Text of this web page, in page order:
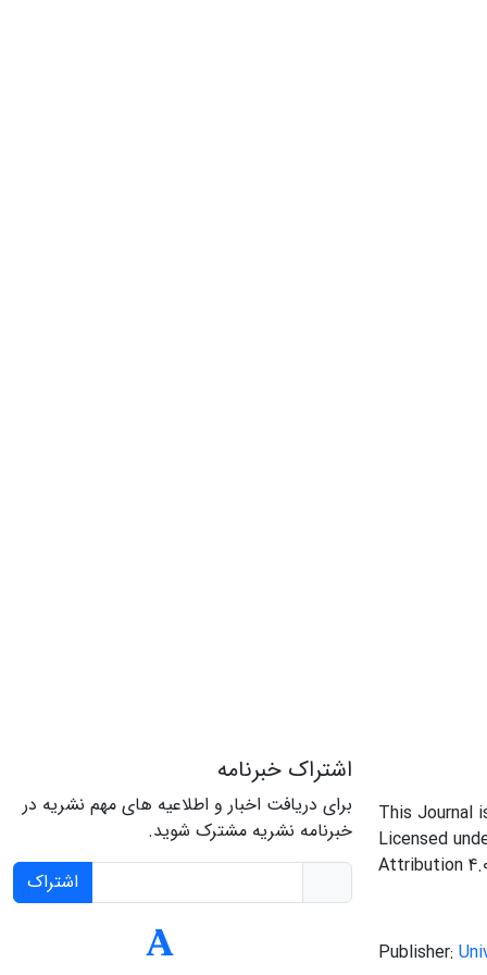
This Journal
Licensed
Attribution
Publisher:
اشتراک خبرنامه
برای دریافت اخبار و اطلاعیه های مهم نشریه در
خبرنامه نشریه مشترک شوید.
اشتراک